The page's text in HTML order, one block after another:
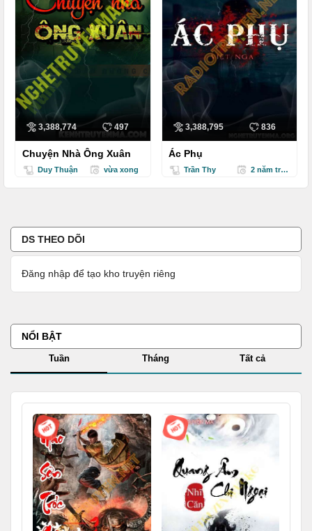
3,388,774 497
Chuyện Nhà Ông Xuân
Duy Thuận vừa xong
3,388,795 836
Ác Phụ
Trần Thy 2 năm trước
DS THEO DÕI
Đăng nhập để tạo kho truyện riêng
NỔI BẬT
Tuần Tháng Tất cả